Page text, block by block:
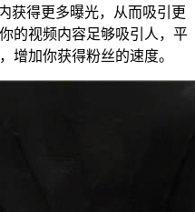
获得更多曝光，从而吸引更
的视频内容足够吸引人，平
增加你获得粉丝的速度。